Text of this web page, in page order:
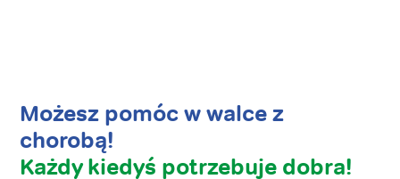
Możesz pomóc w walce z
chorobą!
Każdy kiedyś potrzebuje dobra!